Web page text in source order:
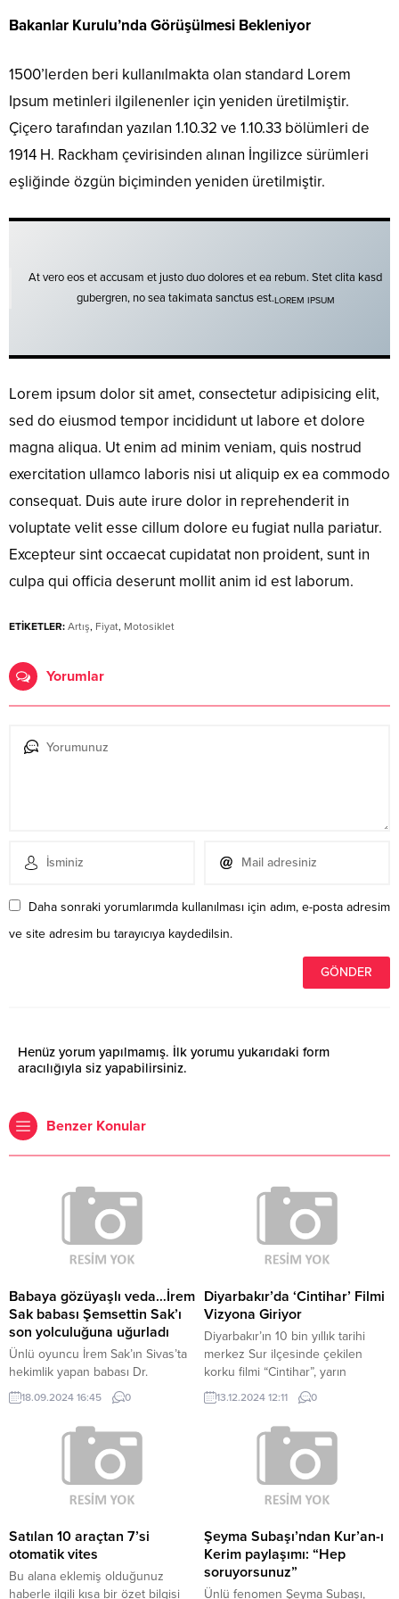
Bakanlar Kurulu’nda Görüşülmesi Bekleniyor
1500’lerden beri kullanılmakta olan standard Lorem
Ipsum metinleri ilgilenenler için yeniden üretilmiştir.
Çiçero tarafından yazılan 1.10.32 ve 1.10.33 bölümleri de
1914 H. Rackham çevirisinden alınan İngilizce sürümleri
eşliğinde özgün biçiminden yeniden üretilmiştir.
At vero eos et accusam et justo duo dolores et ea rebum. Stet clita kasd
gubergren, no sea takimata sanctus est.LOREM IPSUM
Lorem ipsum dolor sit amet, consectetur adipisicing elit,
sed do eiusmod tempor incididunt ut labore et dolore
magna aliqua. Ut enim ad minim veniam, quis nostrud
exercitation ullamco laboris nisi ut aliquip ex ea commodo
consequat. Duis aute irure dolor in reprehenderit in
voluptate velit esse cillum dolore eu fugiat nulla pariatur.
Excepteur sint occaecat cupidatat non proident, sunt in
culpa qui officia deserunt mollit anim id est laborum.
ETİKETLER: Artış, Fiyat, Motosiklet
Yorumlar
Daha sonraki yorumlarımda kullanılması için adım, e-posta adresim
ve site adresim bu tarayıcıya kaydedilsin.
Henüz yorum yapılmamış. İlk yorumu yukarıdaki form
aracılığıyla siz yapabilirsiniz.
Benzer Konular
Babaya gözüyaşlı veda…İrem
Sak babası Şemsettin Sak’ı
son yolculuğuna uğurladı
Ünlü oyuncu İrem Sak’ın Sivas’ta
hekimlik yapan babası Dr.
Şemsettin Sak mide kanaması
nedeniyle Taksim’de kaldırıldığı
hastanede hayata veda etti.
GÜNÜN EN ÖNEMLİ
MANŞETLERİ İÇİN TIKLAYIN
DİĞER FOTOĞRAFLAR İÇİN
İLERLEYİNİZ İrem Sak, 75 yaşında
Şemsettin Sak’ı son yolculuğuna
uğurladı. Dr. Şemsettin Sak’ın
cenazesi, bugün Barbaros Levent
Hayrettin...
18.09.2024 16:45 0
Diyarbakır’da ‘Cintihar’ Filmi
Vizyona Giriyor
Diyarbakır’ın 10 bin yıllık tarihi
merkez Sur ilçesinde çekilen
korku filmi “Cintihar”, yarın
yaklaşık 40 sinema salonunda
izleyicileriyle buluşacak.
Yapımcılığını Muhsin Duran ve
Yekta Ener Güven’in,
yönetmenliğini Tolga Öztürk’ün
üstlendiği gerçek bir olaydan
esinlenerek çekilen “Cintihar”
sinema salonunda gösterime
girecek. Yapımcı Yekta Ener
Güven,...
13.12.2024 12:11 0
Satılan 10 araçtan 7’si
otomatik vites
Bu alana eklemiş olduğunuz
haberle ilgili kısa bir özet bilgisi
Şeyma Subaşı’ndan Kur’an-ı
Kerim paylaşımı: “Hep
soruyorsunuz”
Ünlü fenomen Şeyma Subaşı,